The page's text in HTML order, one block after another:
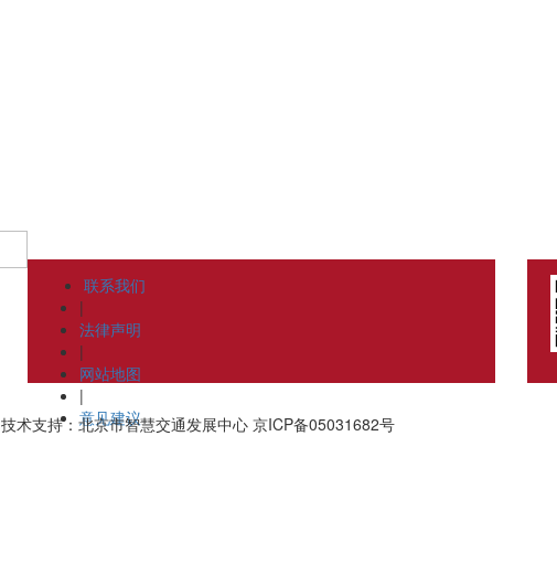
联系我们
|
法律声明
|
网站地图
|
意见建议
技术支持：北京市智慧交通发展中心 京ICP备05031682号